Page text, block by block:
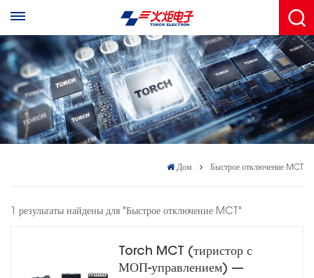
Дом Быстрое отключение MCT
1 результаты найдены для "Быстрое отключение MCT"
Torch MCT (тиристор с
МОП-управлением) —